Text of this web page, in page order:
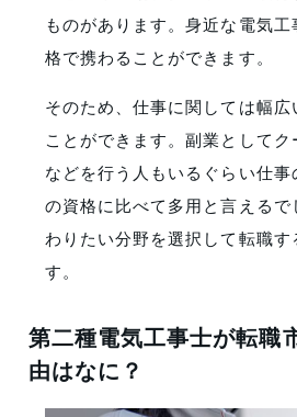
ものがあります。身近な電気
格で携わることができます。
そのため、仕事に関しては幅広
ことができます。副業として
などを行う人もいるぐらい仕
の資格に比べて多用と言えるで
わりたい分野を選択して転職す
す。
第二種電気工事士が転職
由はなに？